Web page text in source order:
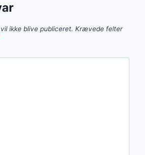
ikke blive publiceret. Krævede felter